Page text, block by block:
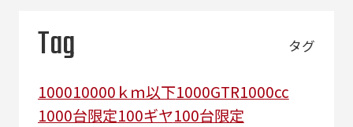
Tag タグ
100010000ｋｍ以下1000GTR1000cc
1000台限定100ギヤ100台限定